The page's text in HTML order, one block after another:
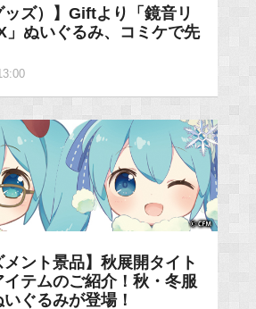
ッズ）】Giftより「鏡音リ
」ぬいぐるみ、コミケで先
メント景品】秋展開タイト
テムのご紹介！秋・冬服
ぐるみが登場！